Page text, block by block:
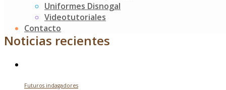
Uniformes Disnogal
Videotutoriales
Contacto
for:
Noticias recientes
Futuros indagadores